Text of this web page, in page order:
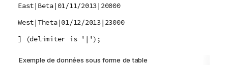
East|Beta|01/11/2013|20000
West|Theta|01/12/2013|23000
] (delimiter is '|');
Exemple de données sous forme de table